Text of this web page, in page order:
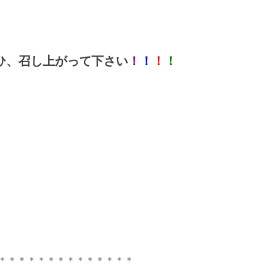
、召し上がって下さい！ ！ ！ ！
＊＊＊＊＊＊＊＊＊＊＊＊＊